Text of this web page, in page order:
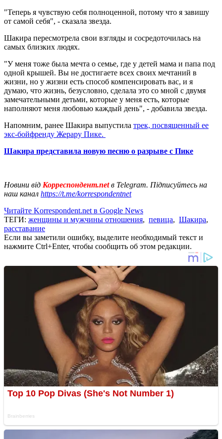
"Теперь я чувствую себя полноценной, потому что я завишу
от самой себя", - сказала звезда.
Шакира пересмотрела свои взгляды и сосредоточилась на
самых близких людях.
"У меня тоже была мечта о семье, где у детей мама и папа под
одной крышей. Вы не достигаете всех своих мечтаний в
жизни, но у жизни есть способ компенсировать вас, и я
думаю, что жизнь, безусловно, сделала это со мной с двумя
замечательными детьми, которые у меня есть, которые
наполняют меня любовью каждый день", - добавила звезда.
Напомним, ранее Шакира выпустила трек, посвященный ее
экс-бойфренду Жерару Пике.
Шакира представила новую песню о разрыве с Пике
Новини від Корреспондент.netв Telegram. Підписуйтесь на
наш канал https://t.me/korrespondentnet
Читайте Korrespondent.net в Google News
ТЕГИ: женщины и мужчины отношения, певица, Шакира,
расставание
Если вы заметили ошибку, выделите необходимый текст и
нажмите Ctrl+Enter, чтобы сообщить об этом редакции.